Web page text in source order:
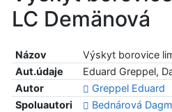
LC Demänová
Názov
Výskyt borovice
Aut.údaje
Eduard Greppel,
Autor
Greppel Eduard
Spoluautori
Bednárová